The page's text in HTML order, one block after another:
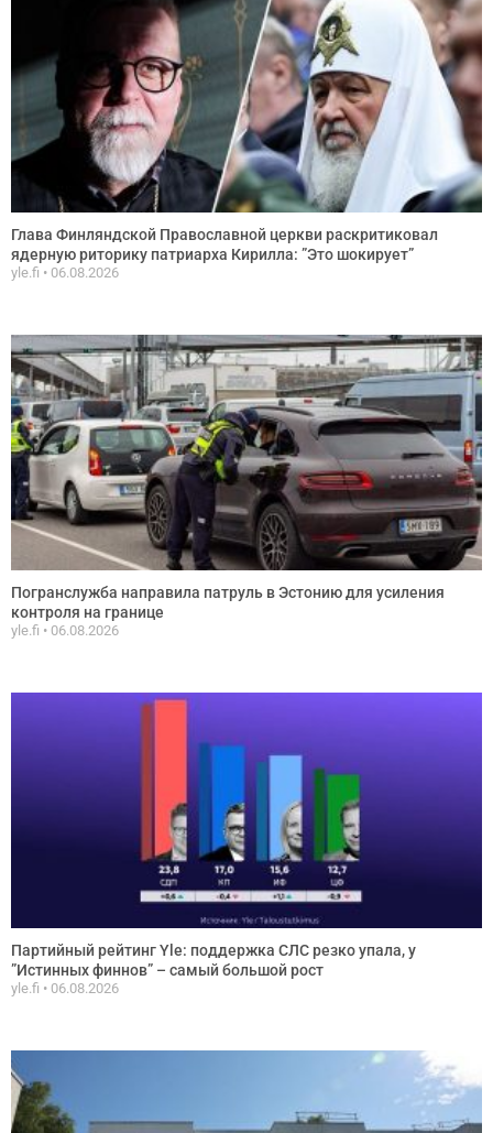
Глава Финляндской Православной церкви раскритиковал
ядерную риторику патриарха Кирилла: ”Это шокирует”
yle.fi 06.08.2026
Погранслужба направила патруль в Эстонию для усиления
контроля на границе
yle.fi 06.08.2026
Партийный рейтинг Yle: поддержка СЛС резко упала, у
”Истинных финнов” – самый большой рост
yle.fi 06.08.2026